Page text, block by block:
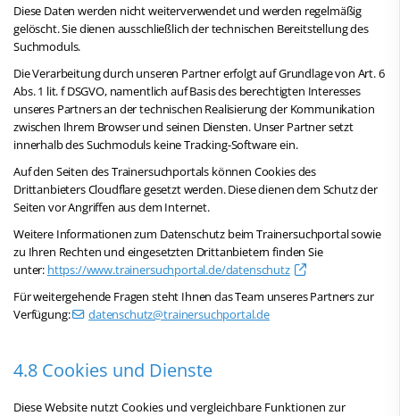
Diese Daten werden nicht weiterverwendet und werden regelmäßig
gelöscht. Sie dienen ausschließlich der technischen Bereitstellung des
Suchmoduls.
Die Verarbeitung durch unseren Partner erfolgt auf Grundlage von Art. 6
Abs. 1 lit. f DSGVO, namentlich auf Basis des berechtigten Interesses
unseres Partners an der technischen Realisierung der Kommunikation
zwischen Ihrem Browser und seinen Diensten. Unser Partner setzt
innerhalb des Suchmoduls keine Tracking-Software ein.
Auf den Seiten des Trainersuchportals können Cookies des
Drittanbieters Cloudflare gesetzt werden. Diese dienen dem Schutz der
Seiten vor Angriffen aus dem Internet.
Weitere Informationen zum Datenschutz beim Trainersuchportal sowie
zu Ihren Rechten und eingesetzten Drittanbietern finden Sie
unter: https://www.trainersuchportal.de/datenschutz
Für weitergehende Fragen steht Ihnen das Team unseres Partners zur
Verfügung:
datenschutz@trainersuchportal.de
4.8 Cookies und Dienste
Diese Website nutzt Cookies und vergleichbare Funktionen zur